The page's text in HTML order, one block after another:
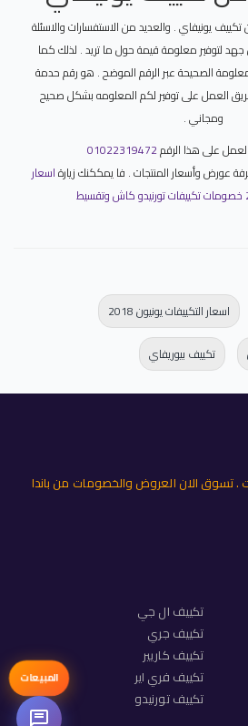
يونيفاي . والعديد من الاستفسارات والاسئلة
لتوفير معلومة قيمة حول ما تريد . لذلك كما
الصحيحة عبر الرقم الموضح . هو رقم حدمة
العمل على توفير لكم المعلومه بشكل صحيح
ومجاني .
على هذا الرقم01022319472
عورض وأسعار المنتجات . فا يمككنك زيارةاسعار
اسعار التكييفات يونيون 2018
تكييف بيوريفاي
تسوق الان العروض والخصومات من باندا
تكييف ال جي
تكييف جري
تكييف كاريير
تكييف فري اير
تكييف تورنيدو
المبيعات